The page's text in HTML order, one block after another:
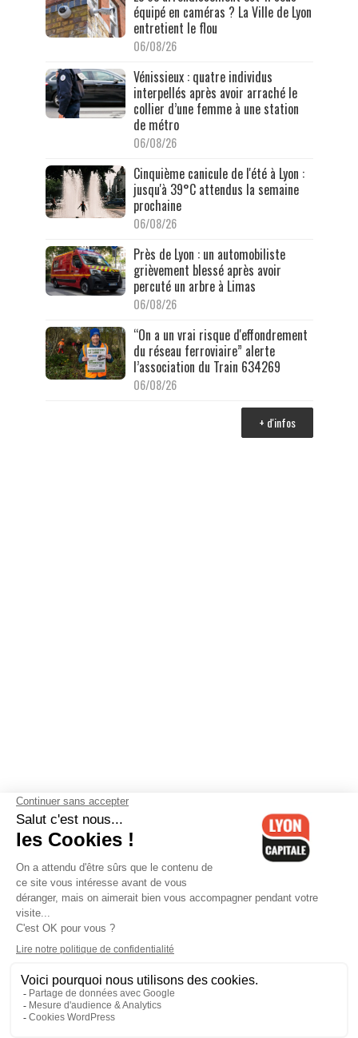
équipé en caméras ? La Ville de Lyon
entretient le flou
06/08/26
Vénissieux : quatre individus
interpellés après avoir arraché le
collier d’une femme à une station
de métro
06/08/26
Cinquième canicule de l'été à Lyon :
jusqu'à 39°C attendus la semaine
prochaine
06/08/26
Près de Lyon : un automobiliste
grièvement blessé après avoir
percuté un arbre à Limas
06/08/26
“On a un vrai risque d'effondrement
du réseau ferroviaire” alerte
l’association du Train 634269
06/08/26
+ d'infos
Contactez-nous-Mentions légales-CGV-Politique de
confidentialité-Gestion des cookies